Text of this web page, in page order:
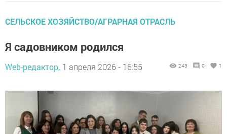
СЕЛЬСКОЕ ХОЗЯЙСТВО/АГРАРНАЯ ОТРАСЛЬ
Я садовником родился
Web-редактор, 1 апреля 2026 - 16:55 243 0 1